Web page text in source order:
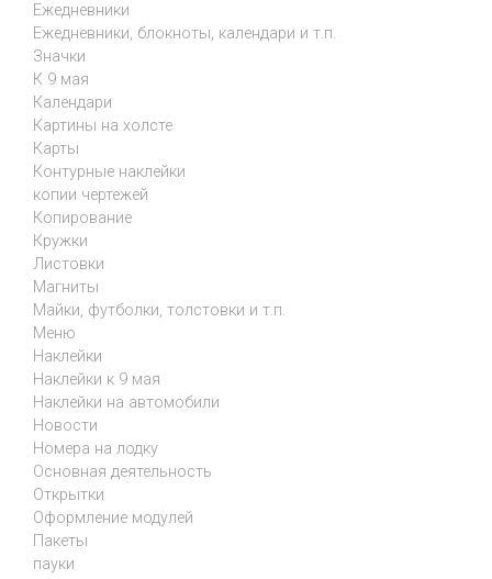
Ежедневники
Ежедневники, блокноты, календари и т.п.
Значки
К 9 мая
Календари
Картины на холсте
Карты
Контурные наклейки
копии чертежей
Копирование
Кружки
Листовки
Магниты
Майки, футболки, толстовки и т.п.
Меню
Наклейки
Наклейки к 9 мая
Наклейки на автомобили
Новости
Номера на лодку
Основная деятельность
Открытки
Оформление модулей
Пакеты
пауки